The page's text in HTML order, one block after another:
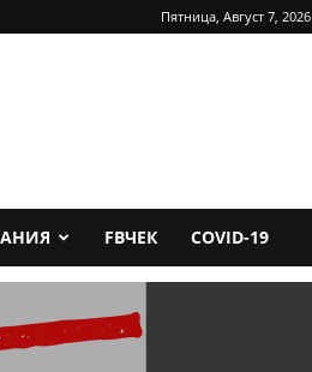
Пятница, Август 7, 2026
FBЧЕК COVID-19